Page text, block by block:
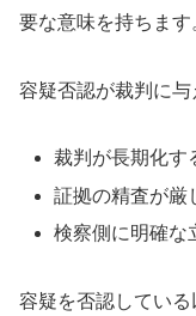
要な意味を持ちます
容疑否認が裁判に与
裁判が長期化す
証拠の精査が厳
検察側に明確な
容疑を否認してい